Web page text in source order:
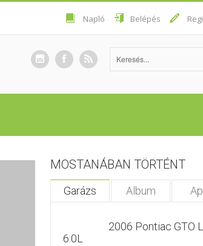
Napló Belépés
MOSTANÁBAN TÖRTÉNT
Garázs Album
2006 Pontiac GTO
6.0L